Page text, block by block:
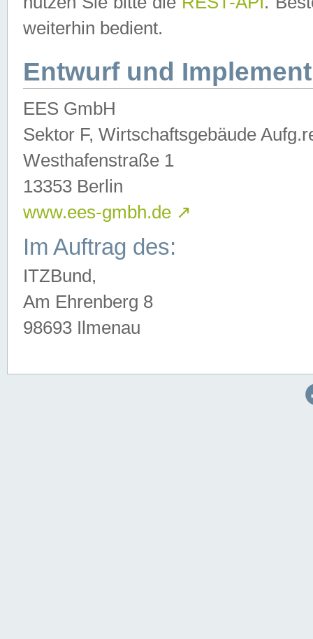
weiterhin bedient.
Entwurf und
EES GmbH
Sektor F, Wirtschaftsgebäude
Westhafenstraße 1
13353 Berlin
www.ees-gmbh.de ↗
Im Auftrag des:
ITZBund,
Am Ehrenberg 8
98693 Ilmenau